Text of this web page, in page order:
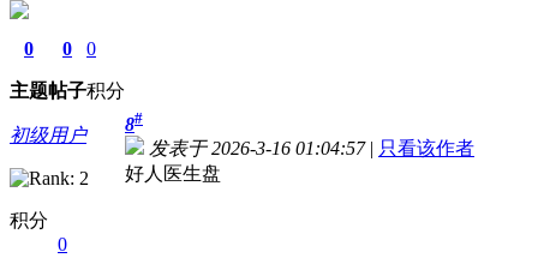
0
主题
0
帖子
0
积分
初级用户
积分
0
8#
发表于 2026-3-16 01:04:57 | 只看该作者
好人医生盘